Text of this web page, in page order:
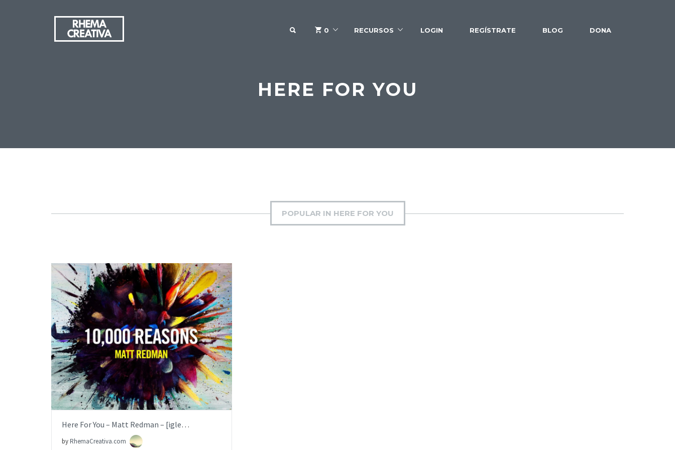
SEARCH0 RECURSOS LOGIN REGÍSTRATE BLOG DONA
HERE FOR YOU
POPULAR IN HERE FOR YOU
BUY NOW
ITEM PRICE: $6.99
Here For You – Matt Redman – [iglesia.local]
byRhemaCreativa.com